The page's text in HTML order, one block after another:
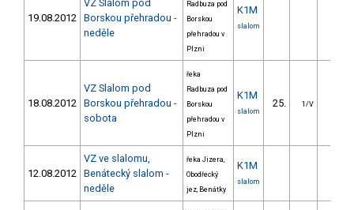
19.08.2012
VZ Slalom pod
Borskou přehradou -
neděle
Radbuza pod
Borskou
přehradou v
Plzni
K1M
slalom
18.08.2012
VZ Slalom pod
Borskou přehradou -
sobota
řeka
Radbuza pod
Borskou
přehradou v
Plzni
K1M
slalom
25. 1/V
12.08.2012
VZ ve slalomu,
Benátecký slalom -
neděle
řeka Jizera,
Obodřecký
jez, Benátky
K1M
slalom